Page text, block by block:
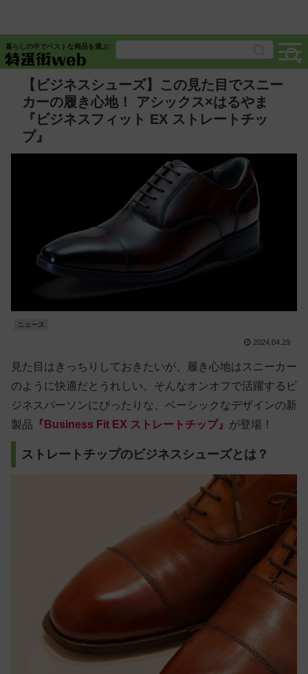
暮らしの中でベストな商品を選ぶ
【ビジネスシューズ】この見た目でスニー
カーの履き心地！ アシックス×はるやま
『ビジネスフィット EX ストレートチッ
プ』
ニュース
2024.04.29
見た目はきっちりしておきたいが、履き心地はスニーカー
のように快適だとうれしい。そんなオンオフで活躍するビ
ジネスパーソンにぴったりな、ベーシックなデザインの新
製品 『Business Fit EX ストレートチップ』 が登場！
ストレートチップのビジネスシューズとは？